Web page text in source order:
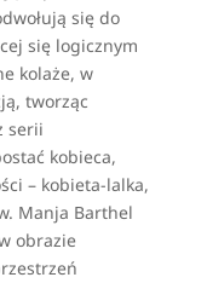
się do
się logicznym
kolaże, w
tworząc
serii
kobieca,
– kobieta-lalka,
Manja Barthel
obrazie